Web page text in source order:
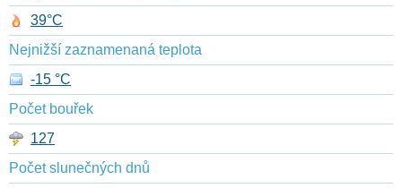
39°C
Nejnižší zaznamenaná teplota
-15 °C
Počet bouřek
127
Počet slunečných dnů